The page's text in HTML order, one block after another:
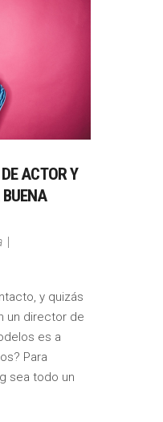
ACTOR Y
y quizás
un director de
es a
Para
sea todo un